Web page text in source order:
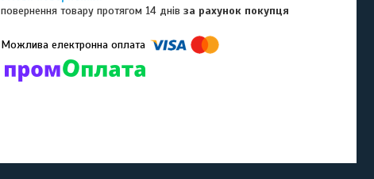
повернення товару протягом 14 днівза рахунок покупця